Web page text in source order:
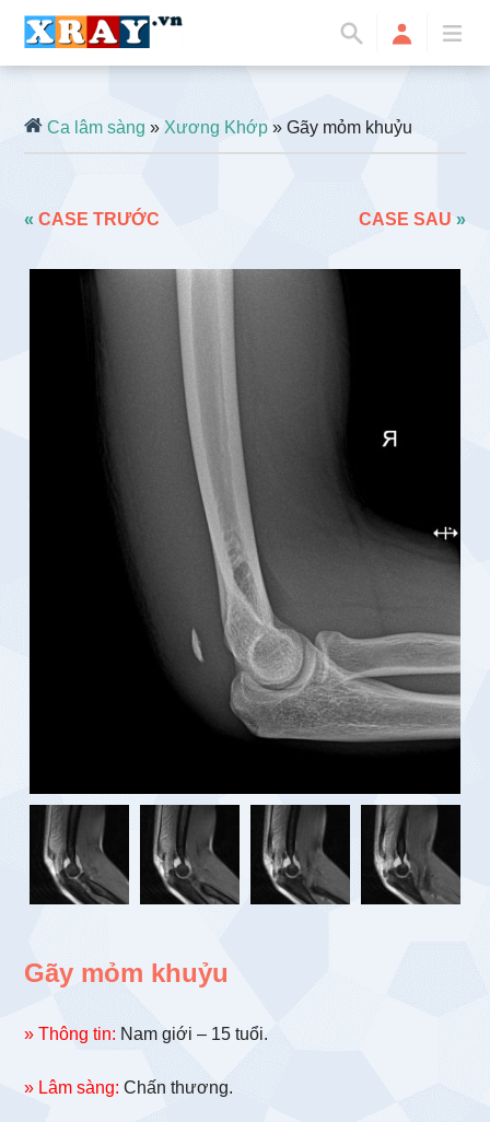
Ca lâm sàng »Xương Khớp » Gãy mỏm khuỷu
«CASE TRƯỚC CASE SAU »
Gãy mỏm khuỷu
» Thông tin: Nam giới – 15 tuổi.
» Lâm sàng: Chấn thương.